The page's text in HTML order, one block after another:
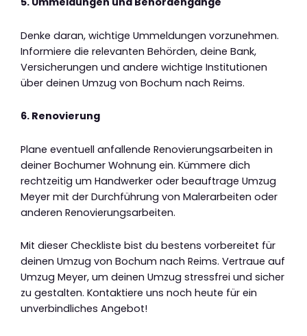
Denke daran, wichtige Ummeldungen vorzunehmen.
Informiere die relevanten Behörden, deine Bank,
Versicherungen und andere wichtige Institutionen
über deinen Umzug von Bochum nach Reims.
6. Renovierung
Plane eventuell anfallende Renovierungsarbeiten in
deiner Bochumer Wohnung ein. Kümmere dich
rechtzeitig um Handwerker oder beauftrage Umzug
Meyer mit der Durchführung von Malerarbeiten oder
anderen Renovierungsarbeiten.
Mit dieser Checkliste bist du bestens vorbereitet für
deinen Umzug von Bochum nach Reims. Vertraue auf
Umzug Meyer, um deinen Umzug stressfrei und sicher
zu gestalten. Kontaktiere uns noch heute für ein
unverbindliches Angebot!